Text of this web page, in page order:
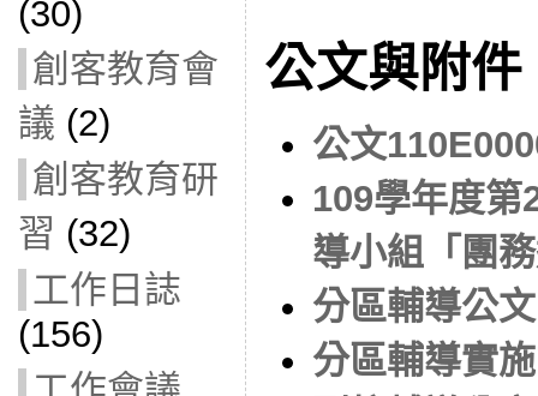
(30)
創客教育會
議 (2)
創客教育研
習 (32)
工作日誌
(156)
公文與附件
公文
109學年度第
導小組「團
分區輔導公文
分區輔導實